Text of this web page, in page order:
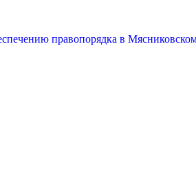
правопорядка в